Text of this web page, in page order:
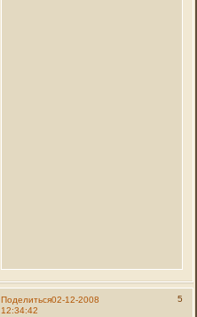
Поделиться 5
02-12-2008
12:34:42